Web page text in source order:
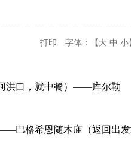
打印 字体：【 大 中 小
口，就中餐）——库尔勒
格希恩随木庙（返回出发